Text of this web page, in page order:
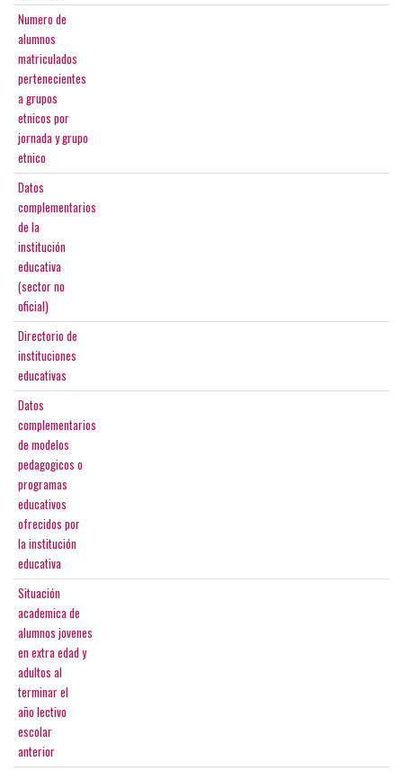
Numero de
alumnos
matriculados
pertenecientes
a grupos
etnicos por
jornada y grupo
etnico
Datos
complementarios
de la
institución
educativa
(sector no
oficial)
Directorio de
instituciones
educativas
Datos
complementarios
de modelos
pedagogicos o
programas
educativos
ofrecidos por
la institución
educativa
Situación
academica de
alumnos jovenes
en extra edad y
adultos al
terminar el
año lectivo
escolar
anterior